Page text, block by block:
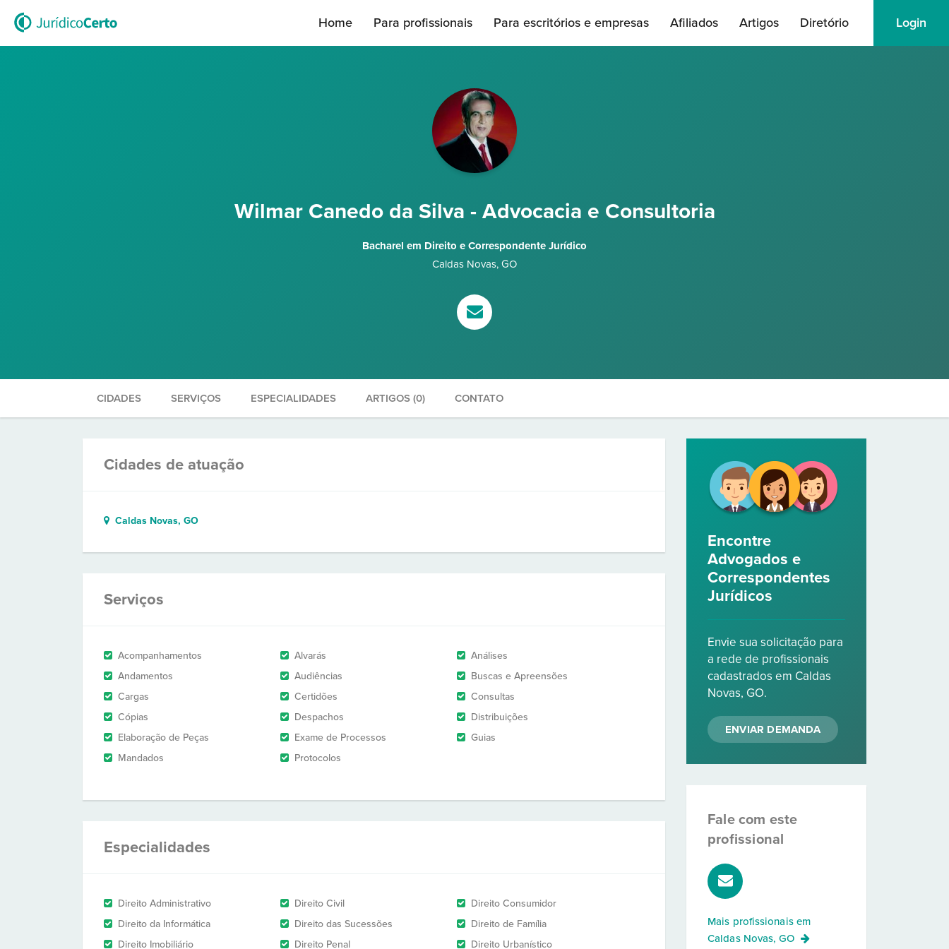
Home Para profissionais Para escritórios e empresas Afiliados Artigos Diretório Login
Wilmar Canedo da Silva - Advocacia e Consultoria
Bacharel em Direito e Correspondente Jurídico
Caldas Novas, GO
CIDADES SERVIÇOS ESPECIALIDADES ARTIGOS (0) CONTATO
Cidades de atuação
Caldas Novas, GO
Serviços
Acompanhamentos Alvarás
Análises
Andamentos
Audiências
Buscas e Apreensões
Cargas
Certidões
Consultas
Cópias
Despachos
Distribuições
Elaboração de Peças
Exame de Processos
Guias
Mandados
Protocolos
Especialidades
Direito Administrativo Direito Civil
Direito Consumidor
Direito da Informática
Direito das Sucessões
Direito de Família
Direito Imobiliário
Direito Penal Direito Urbanístico
Encontre
Advogados e
Correspondentes
Jurídicos
Envie sua solicitação para
a rede de profissionais
cadastrados em Caldas
Novas, GO.
ENVIAR DEMANDA
Fale com este
profissional
Mais profissionais em
Caldas Novas, GO